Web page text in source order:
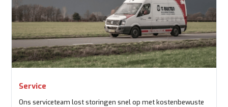
Service
Ons serviceteam lost storingen snel op met kostenbewuste